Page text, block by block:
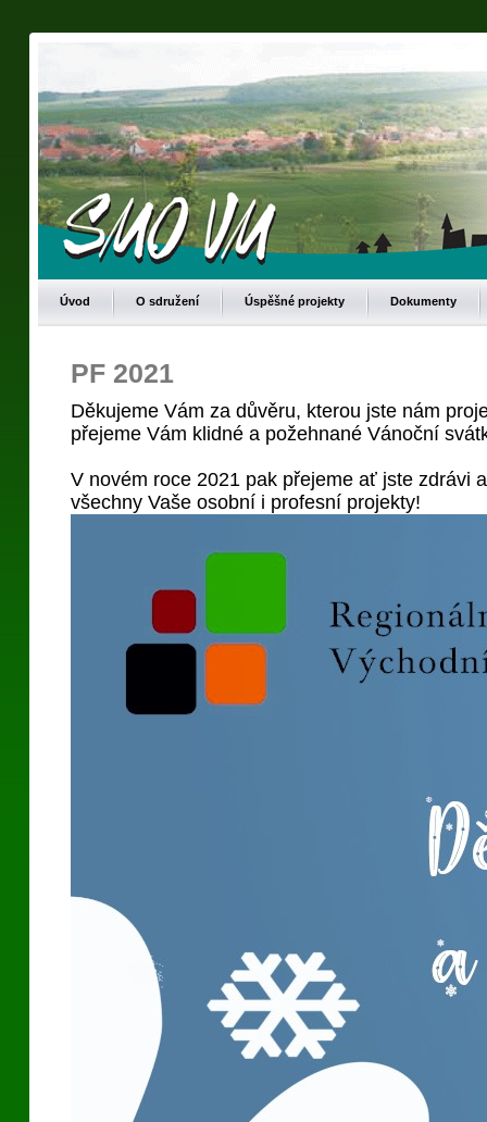
Úvod O sdružení Úspěšné projekty Dokumenty
PF 2021
Děkujeme Vám za důvěru, kterou jste nám
přejeme Vám klidné a požehnané Vánoční
V novém roce 2021 pak přejeme ať jste zdrávi
všechny Vaše osobní i profesní projekty!